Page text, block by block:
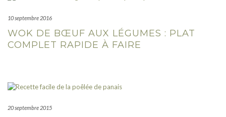
10 septembre 2016
WOK DE BŒUF AUX LÉGUMES : PLAT
COMPLET RAPIDE À FAIRE
20 septembre 2015